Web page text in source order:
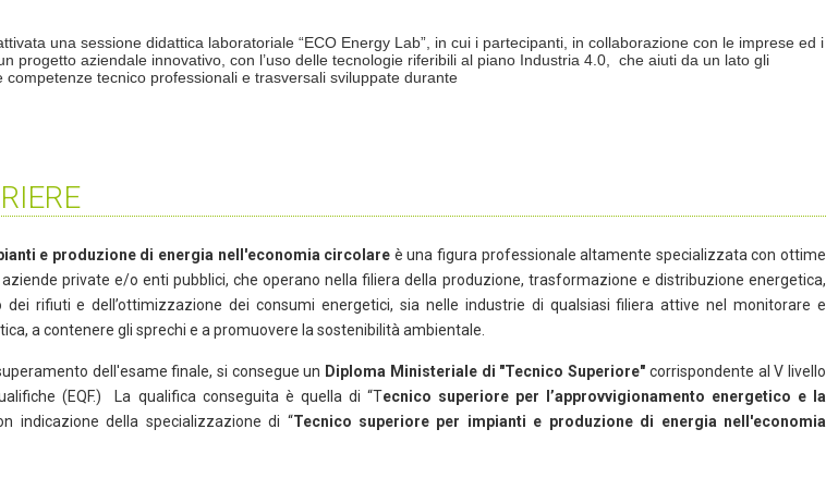
una sessione didattica laboratoriale “ECO Energy Lab”, in cui i partecipanti, in collaborazione con le imprese ed i
progetto aziendale innovativo, con l’uso delle tecnologie riferibili al piano Industria 4.0, che aiuti da un lato gli
competenze tecnico professionali e trasversali sviluppate durante
e produzione di energia nell'economia circolare è una figura professionale altamente specializzata con ottime
private e/o enti pubblici, che operano nella filiera della produzione, trasformazione e distribuzione energetica,
rifiuti e dell’ottimizzazione dei consumi energetici, sia nelle industrie di qualsiasi filiera attive nel monitorare e
a contenere gli sprechi e a promuovere la sostenibilità ambientale.
dell'esame finale, si consegue un Diploma Ministeriale di "Tecnico Superiore" corrispondente al V livello
(EQF.) La qualifica conseguita è quella di “Tecnico superiore per l’approvvigionamento energetico e la
indicazione della specializzazione di “Tecnico superiore per impianti e produzione di energia nell'economia